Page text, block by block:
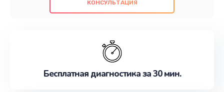
проведенных работ. Наша цель - предоставить
наилучшим образом. Не медлите записаться на
КОНСУЛЬТАЦИЯ
Бесплатная диагностика за 30 мин.